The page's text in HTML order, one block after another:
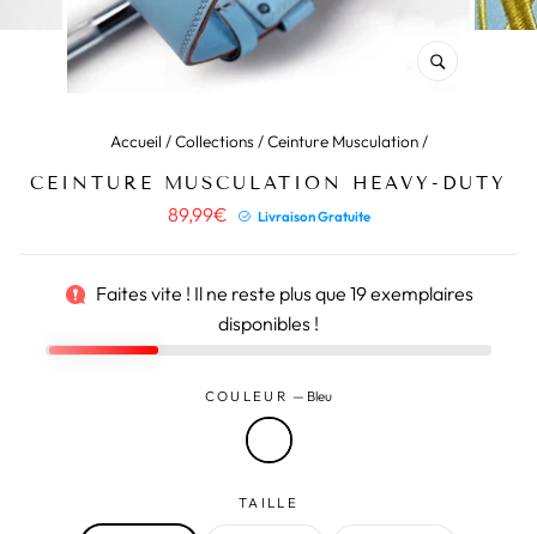
FERMER
(ESC)
Accueil /Collections/Ceinture Musculation/
CEINTURE MUSCULATION HEAVY-DUTY
89,99€ PrixLivraison Gratuite
Faites vite ! Il ne reste plus que 19exemplaires
disponibles !
COULEUR — Bleu
TAILLE